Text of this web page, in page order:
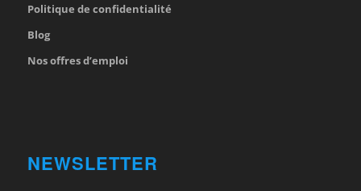
Politique de confidentialité
Blog
Nos offres d’emploi
NEWSLETTER